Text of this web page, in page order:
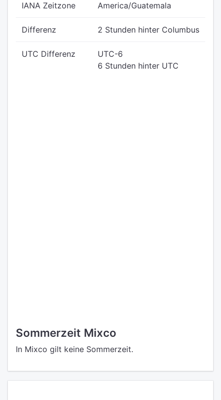
IANA Zeitzone America/Guatemala
Differenz 2 Stunden hinter Columbus
UTC Differenz
UTC-6
6 Stunden hinter UTC
Sommerzeit Mixco
In Mixco gilt keine Sommerzeit.